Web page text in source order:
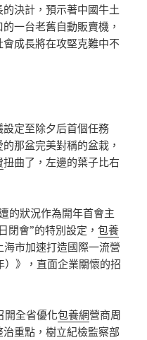
決計，預示著中國牛土
一台老舊自動販賣機，
成長將在攻堅克難中不
設定至除夕后首個任務
那盆完美對稱的盆栽，
扭曲了，左邊的葉子比右
的狀況作為開年首會主
閉會”的特別設定，包養
市加速打造國際一流營
）》，直面企業關懷的招
開全省優化包養網營商周
重點，樹立紀檢監察部